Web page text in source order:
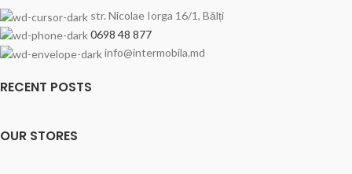
str. Nicolae Iorga 16/1, Bălți
0698 48 877
info@intermobila.md
RECENT POSTS
OUR STORES